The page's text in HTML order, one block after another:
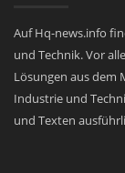
Auf Hq-news.info
und Technik. Vor
Lösungen aus dem
Industrie und
und Texten